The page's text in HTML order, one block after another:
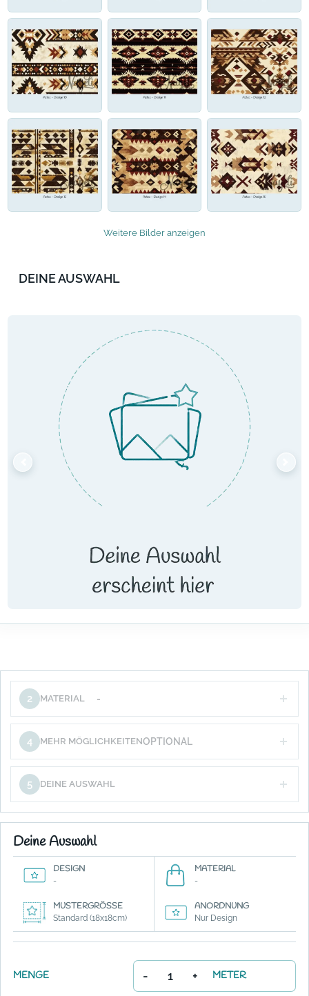
Weitere Bilder anzeigen
DEINE AUSWAHL
2 MATERIAL -
4 MEHR MÖGLICHKEITENOPTIONAL
5 DEINE AUSWAHL
Deine Auswahl
DESIGN
-
MATERIAL
-
MUSTERGRÖSSE
Standard (18x18cm)
ANORDNUNG
Nur Design
MENGE - + METER